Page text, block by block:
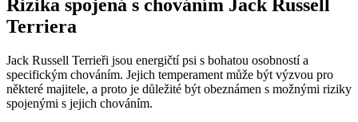
Rizika spojená s chováním⁣ Jack Russell
Terriera
Jack Russell Terrieři jsou energičtí ‍psi s bohatou osobností ‌a
specifickým​ chováním. ​Jejich temperament může být výzvou pro
některé majitele, a proto je ​důležité být obeznámen s možnými⁤ riziky
spojenými⁣ s jejich chováním.